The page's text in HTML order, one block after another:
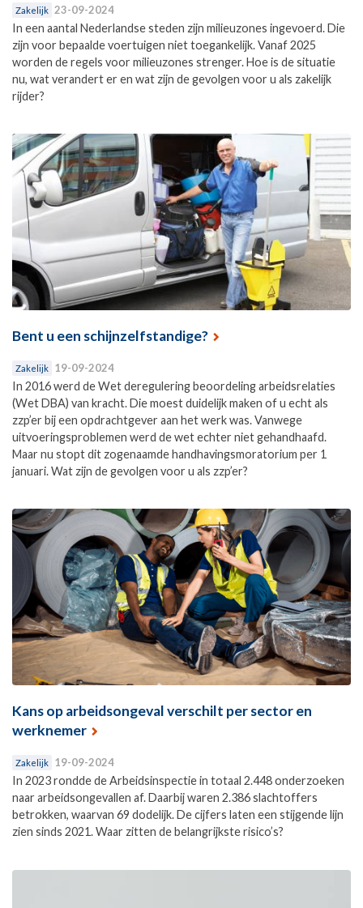
Zakelijk 23-09-2024
In een aantal Nederlandse steden zijn milieuzones ingevoerd. Die
zijn voor bepaalde voertuigen niet toegankelijk. Vanaf 2025
worden de regels voor milieuzones strenger. Hoe is de situatie
nu, wat verandert er en wat zijn de gevolgen voor u als zakelijk
rijder?
Bent u een schijnzelfstandige?
Zakelijk 19-09-2024
In 2016 werd de Wet deregulering beoordeling arbeidsrelaties
(Wet DBA) van kracht. Die moest duidelijk maken of u echt als
zzp’er bij een opdrachtgever aan het werk was. Vanwege
uitvoeringsproblemen werd de wet echter niet gehandhaafd.
Maar nu stopt dit zogenaamde handhavingsmoratorium per 1
januari. Wat zijn de gevolgen voor u als zzp’er?
Kans op arbeidsongeval verschilt per sector en
werknemer
Zakelijk 19-09-2024
In 2023 rondde de Arbeidsinspectie in totaal 2.448 onderzoeken
naar arbeidsongevallen af. Daarbij waren 2.386 slachtoffers
betrokken, waarvan 69 dodelijk. De cijfers laten een stijgende lijn
zien sinds 2021. Waar zitten de belangrijkste risico’s?